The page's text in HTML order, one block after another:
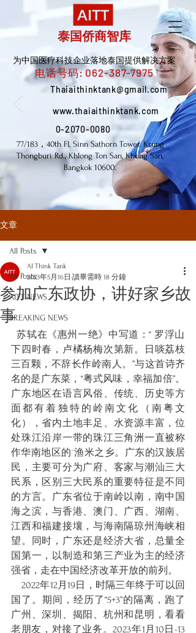
泰国侨商智库
为中国医疗科技企业落地泰国提供解决方案
电话号码:062-387-7975
Thaiaithinktank@gmail.com
www.thaiaithinktank.com
0-2070-0080
77/183，40th Fl, Sinn Sathorn Tower, Krung
Thongburi Rd., Khlong Ton San, Khong San,
Bangkok 10600.
文章
All Posts
AITT NEWS
BREAKING NEWS
All Posts
参加广东政协，讲好家乡故
事
AI Think Tank
2023年5月16日 讀畢需時 18 分鐘
  苏轼在《惠州一绝》中写道：“ 罗浮山
下四时春，卢橘杨梅次第新。日啖荔枝
三百颗，不辞长作岭南人。”与这首诗齐
名的是广东菜，“粤式风味，幸福加倍”。
广东地区在语言风俗、传统、历史等方
面都有着独特的岭南文化（南粤文
化），省内土地丰足、水资源丰富，位
处珠江沿岸一带的珠江三角洲一直被称
作华南地区的`渔米之乡。广东的汉族居
民，主要可分为广府、客家与潮汕三大
民系，区别三大民系的重要特征是不同
的方言。广东省位于南岭以南，南中国
海之滨，与香港、澳门、广西、湖南、
江西和福建接壤，与海南隔琼州海峡相
望。同时，广东还是经济大省，总量全
国第一，以制造和第三产业为主的经济
强省，走在中国经济改革开放的前列。
    2022年12月19日，时隔三年终于可以回
国了。期间，经历了“5+3”的隔离，跑了
广州、深圳、揭阳、杭州和昆明，看看
老朋友，对接了业务。2023年1月10日-13